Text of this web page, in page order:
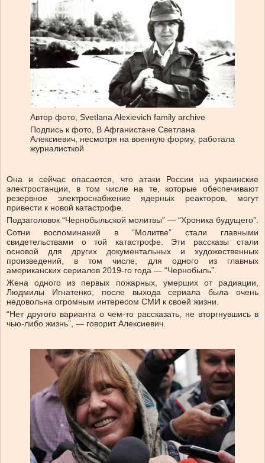
Автор фото, Svetlana Alexievich family archive
Подпись к фото, В Афганистане Светлана
Алексиевич, несмотря на военную форму, работала
журналисткой
Она и сейчас опасается, что атаки России на украинские
электростанции, в том числе на те, которые обеспечивают
резервное электроснабжение ядерных реакторов, могут
привести к новой катастрофе.
Подзаголовок “Чернобыльской молитвы” — “Хроника будущего”.
Сотни воспоминаний в “Молитве” стали главными
свидетельствами о той катастрофе. Эти рассказы стали
основой для других документальных и художественных
произведений, в том числе, для одного из главных
американских сериалов 2019-го года — “Чернобыль”.
Жена одного из первых пожарных, умерших от радиации,
Людмилы Игнатенко, после выхода сериала была очень
недовольна огромным интересом СМИ к своей жизни.
“Нет другого варианта о чем-то рассказать, не вторгнувшись в
чью-либо жизнь”, — говорит Алексиевич.